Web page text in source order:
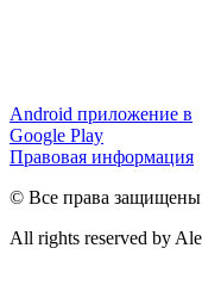
Android приложение в
Google Play
Правовая информация
© Все права
All rights reserved by